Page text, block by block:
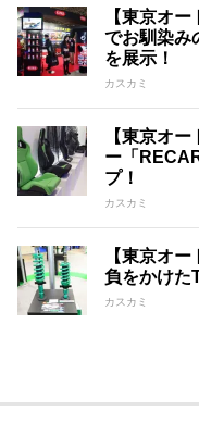
【東京オ
でお馴染み
を展示！
カスカミ
【東京オ
ー「
プ！
カスカミ
【東京オ
負をかけた
カスカミ